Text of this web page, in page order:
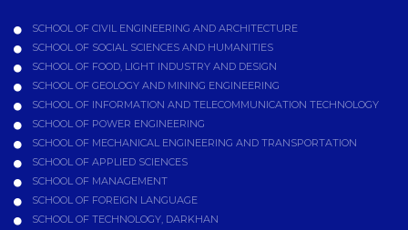
SCHOOL OF CIVIL ENGINEERING AND ARCHITECTURE
SCHOOL OF SOCIAL SCIENCES AND HUMANITIES
SCHOOL OF FOOD, LIGHT INDUSTRY AND DESIGN
SCHOOL OF GEOLOGY AND MINING ENGINEERING
SCHOOL OF INFORMATION AND TELECOMMUNICATION TECHNOLOGY
SCHOOL OF POWER ENGINEERING
SCHOOL OF MECHANICAL ENGINEERING AND TRANSPORTATION
SCHOOL OF APPLIED SCIENCES
SCHOOL OF MANAGEMENT
SCHOOL OF FOREIGN LANGUAGE
SCHOOL OF TECHNOLOGY, DARKHAN